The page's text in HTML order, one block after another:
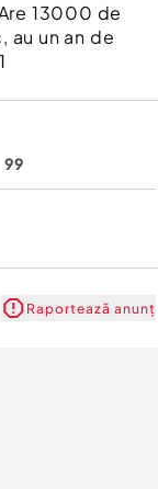
13000 de
au un an de
99
Raportează anunț